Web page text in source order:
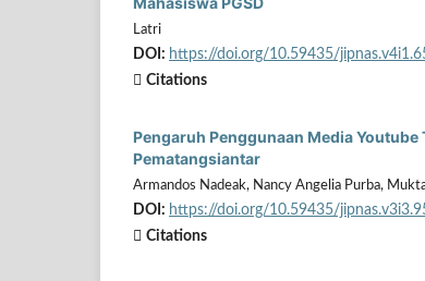
Latri
DOI: https://doi.org/10.59435/
Citations
Pengaruh Penggunaan Media Youtube
Pematangsiantar
Armandos Nadeak, Nancy Angelia Purba,
DOI: https://doi.org/10.59435/
Citations